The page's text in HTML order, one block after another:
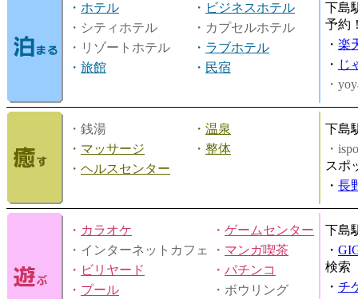
・ ホテル ・ ビジネスホテル
・シティホテル
・カプセルホテル
・リゾートホテル
・ ラブホテル
・ 旅館 ・ 民宿
下島
予約
・ 楽
・ じ
・
・銭湯 ・ 温泉
・ マッサージ ・ 整体
・ ヘルスセンター
下島
・
スポ
・ 長
・ カラオケ ・ ゲームセンター
・インターネットカフェ
・ マンガ喫茶
・ ビリヤード ・ パチンコ
・ プール ・ボウリング
下島
・
検索
・ チ